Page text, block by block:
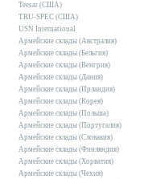
Teesar (США)
TRU-SPEC (США)
USN International
Армейские склады (Австралия)
Армейские склады (Бельгия)
Армейские склады (Венгрия)
Армейские склады (Дания)
Армейские склады (Ирландия)
Армейские склады (Корея)
Армейские склады (Польша)
Армейские склады (Португалия)
Армейские склады (Словакия)
Армейские склады (Финляндия)
Армейские склады (Хорватия)
Армейские склады (Чехия)